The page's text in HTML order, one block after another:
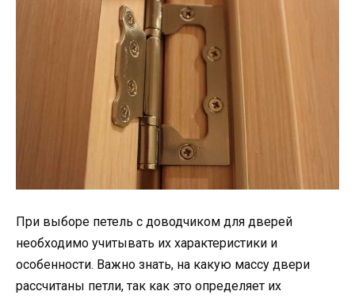
При выборе петель с доводчиком для дверей
необходимо учитывать их характеристики и
особенности. Важно знать, на какую массу двери
рассчитаны петли, так как это определяет их